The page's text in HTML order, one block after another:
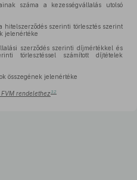
száma a kezességvállalás utolsó
szerinti törlesztés szerint
jelenértéke
szerződés szerinti díjmértékkel és
törlesztéssel számított díjtételek
összegének jelenértéke
rendelethez 32